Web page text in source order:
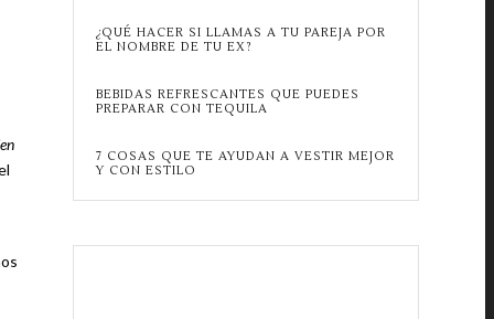
¿QUÉ HACER SI LLAMAS A TU PAREJA POR
EL NOMBRE DE TU EX?
BEBIDAS REFRESCANTES QUE PUEDES
PREPARAR CON TEQUILA
7 COSAS QUE TE AYUDAN A VESTIR MEJOR
Y CON ESTILO